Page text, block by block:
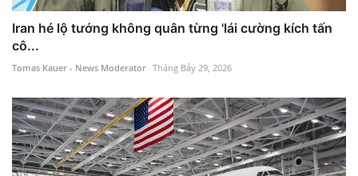
Iran hé lộ tướng không quân từng 'lái cường kích tấn
cô...
Tomas Kauer - News Moderator Tháng Bảy 29, 2026